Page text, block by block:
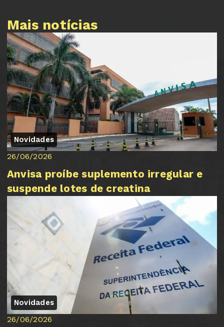
Mais notícias
Novidades
26/06/2026
Anvisa proíbe suplemento irregular e
suspende lotes de creatina
Novidades
26/06/2026